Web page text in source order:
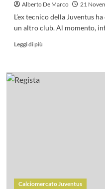
Alberto De Marco 21
L’ex tecnico della Juventus
un altro club. Al momento,
Leggi di più
Calciomercato Juventus